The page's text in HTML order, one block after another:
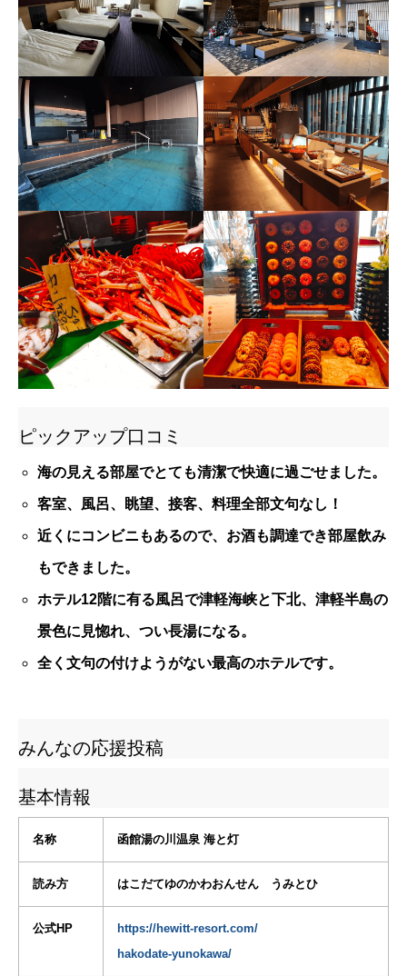
ピックアップ口コミ
海の見える部屋でとても清潔で快適に過ごせました。
客室、風呂、眺望、接客、料理全部文句なし！
近くにコンビニもあるので、お酒も調達でき部屋飲み
もできました。
ホテル12階に有る風呂で津軽海峡と下北、津軽半島の
景色に見惚れ、つい長湯になる。
全く文句の付けようがない最高のホテルです。
みんなの応援投稿
基本情報
名称 函館湯の川温泉 海と灯
読み方 はこだてゆのかわおんせん うみとひ
公式HP
https://hewitt-resort.com/
hakodate-yunokawa/